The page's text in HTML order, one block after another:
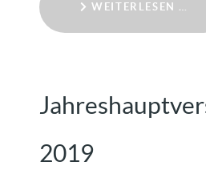
WEITERLESEN …
2019